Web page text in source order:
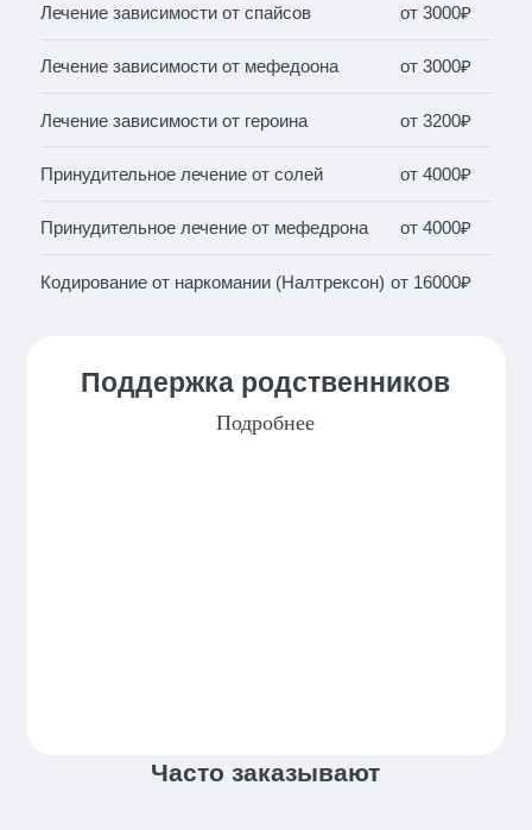
Лечение зависимости от спайсов от 3000₽
Лечение зависимости от мефедоона от 3000₽
Лечение зависимости от героина от 3200₽
Принудительное лечение от солей от 4000₽
Принудительное лечение от мефедрона от 4000₽
Кодирование от наркомании (Налтрексон) от 16000₽
Поддержка родственников
Подробнее
Часто заказывают